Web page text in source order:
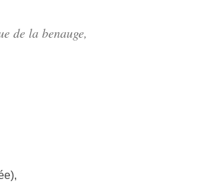
de la benauge,
,